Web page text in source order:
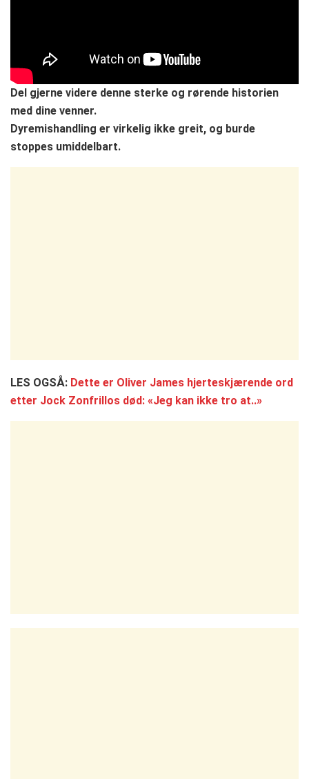
Del gjerne videre denne sterke og rørende historien
med dine venner.
Dyremishandling er virkelig ikke greit, og burde
stoppes umiddelbart.
LES OGSÅ: Dette er Oliver James hjerteskjærende ord
etter Jock Zonfrillos død: «Jeg kan ikke tro at..»